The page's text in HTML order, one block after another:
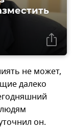
не может,
далеко
он.